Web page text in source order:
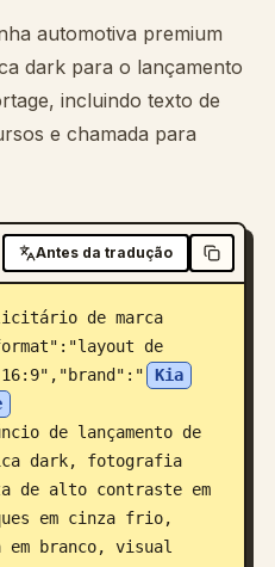
automotiva premium
dark para o lançamento
incluindo texto de
e chamada para
Antes da tradução
de marca
de
16:9","brand":"
Kia
de lançamento de
dark, fotografia
de alto contraste em
em cinza frio,
branco, visual